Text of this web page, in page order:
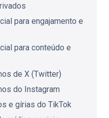
para engajamento e
para conteúdo e
de X (Twitter)
do Instagram
e gírias do TikTok